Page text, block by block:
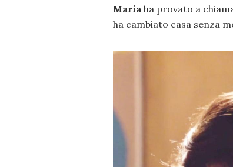
Maria ha provato a
ha cambiato casa senza